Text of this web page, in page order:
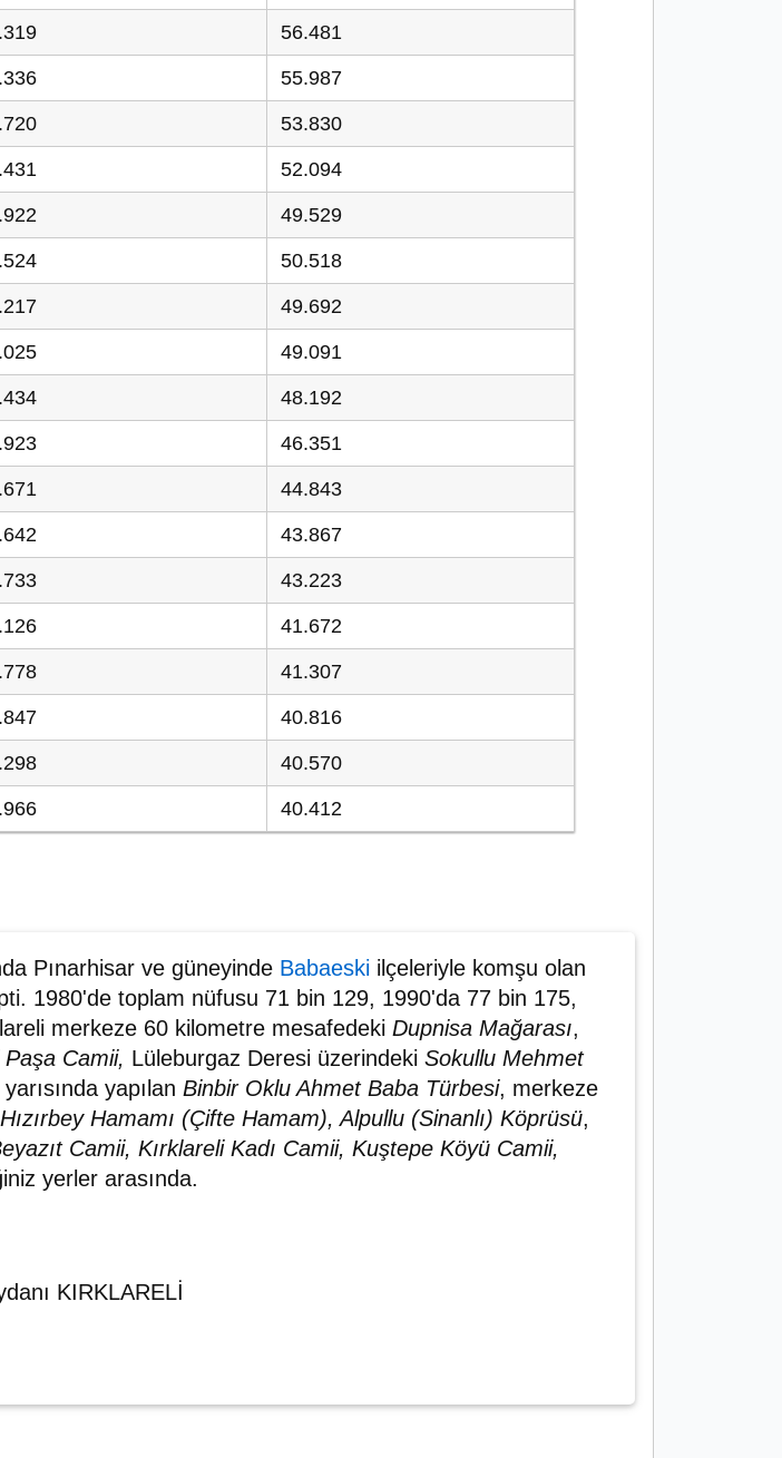
56.481
55.987
53.830
52.094
49.529
50.518
49.692
49.091
48.192
46.351
44.843
43.867
43.223
41.672
41.307
40.816
40.570
40.412
Pınarhisar ve güneyinde Babaeski ilçeleriyle komşu olan
1980'de toplam nüfusu 71 bin 129, 1990'da 77 bin 175,
merkeze 60 kilometre mesafedeki Dupnisa Mağarası,
Camii, Lüleburgaz Deresi üzerindeki Sokullu Mehmet
yapılan Binbir Oklu Ahmet Baba Türbesi, merkeze
Hızırbey Hamamı (Çifte Hamam), Alpullu (Sinanlı) Köprüsü,
Camii, Kırklareli Kadı Camii, Kuştepe Köyü Camii,
yerler arasında.
KIRKLARELİ